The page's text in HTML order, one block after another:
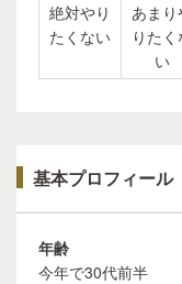
絶対やり
たくない
あまり
りたく
い
基本プロフィール
年齢
今年で30代前半